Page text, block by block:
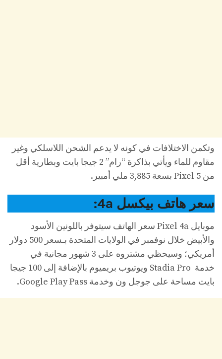
وتكمن الاختلافات في كونه لا يدعم الشحن اللاسلكي وغير
مقاوم للماء ويأتي بذاكرة “رام” 2 جيجا بايت وبطارية أقل
من Pixel 5 بسعة 3,885 ملي أمبير.
سعر هاتف بيكسل 4a:
موبايل Pixel 4a سعر الهاتف سيتوفر باللونين الأسود
والأبيض خلال نوفمبر في الولايات المتحدة بـسعر 500 دولار
أمريكي؛ وسيحظي مشتروه على 3 شهور مجانية في
خدمة Stadia Pro ويوتيوب بريميوم بالإضافة إلى 100 جيجا
بايت مساحة على جوجل ون وخدمة Google Play Pass.